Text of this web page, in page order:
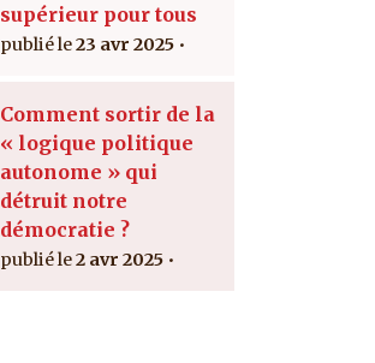
supérieur pour tous
23 avr 2025
Comment sortir de la
« logique politique
autonome » qui
détruit notre
démocratie ?
2 avr 2025